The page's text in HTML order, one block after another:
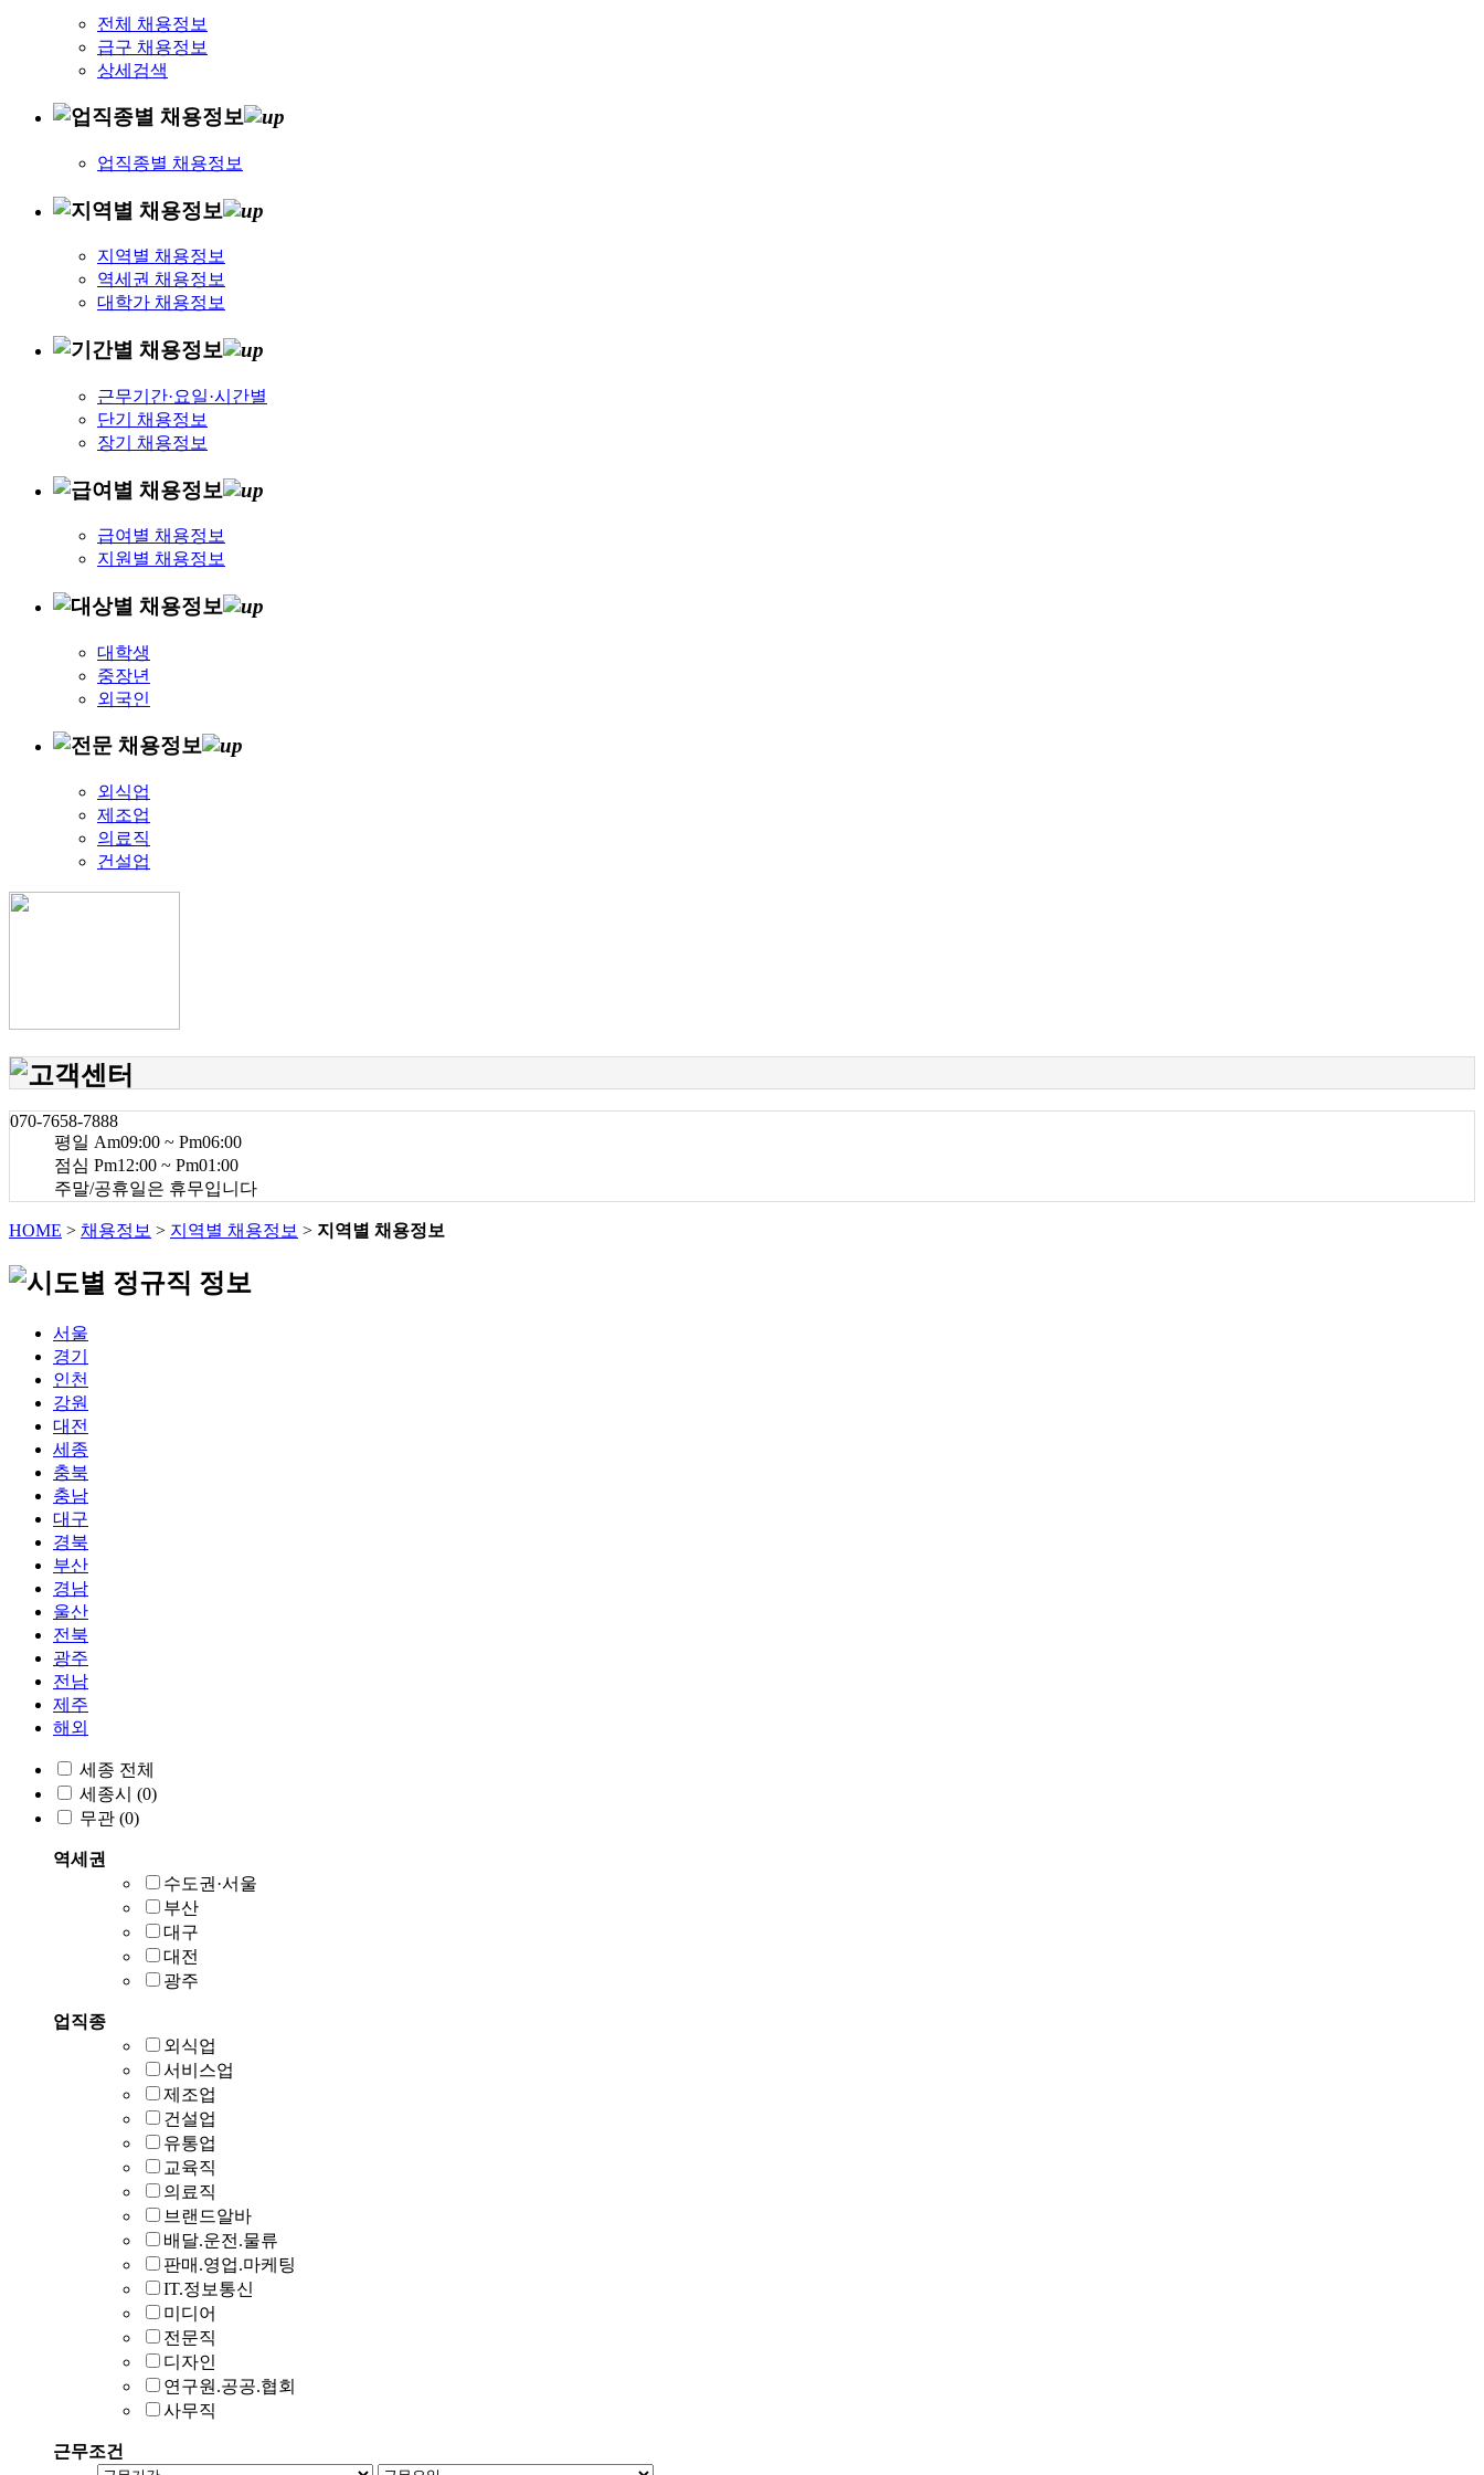
전체 채용정보
급구 채용정보
상세검색
업직종별 채용정보
지역별 채용정보
역세권 채용정보
대학가 채용정보
근무기간·요일·시간별
단기 채용정보
장기 채용정보
급여별 채용정보
지원별 채용정보
대학생
중장년
외국인
외식업
제조업
의료직
건설업
070-7658-7888
평일 Am09:00 ~ Pm06:00
점심 Pm12:00 ~ Pm01:00
주말/공휴일은 휴무입니다
HOME > 채용정보 > 지역별 채용정보 > 지역별 채용정보
서울
경기
인천
강원
대전
세종
충북
충남
대구
경북
부산
경남
울산
전북
광주
전남
제주
해외
세종 전체
세종시 (0)
무관 (0)
역세권
수도권·서울
부산
대구
대전
광주
업직종
외식업
서비스업
제조업
건설업
유통업
교육직
의료직
브랜드알바
배달.운전.물류
판매.영업.마케팅
IT.정보통신
미디어
전문직
디자인
연구원.공공.협회
사무직
근무조건